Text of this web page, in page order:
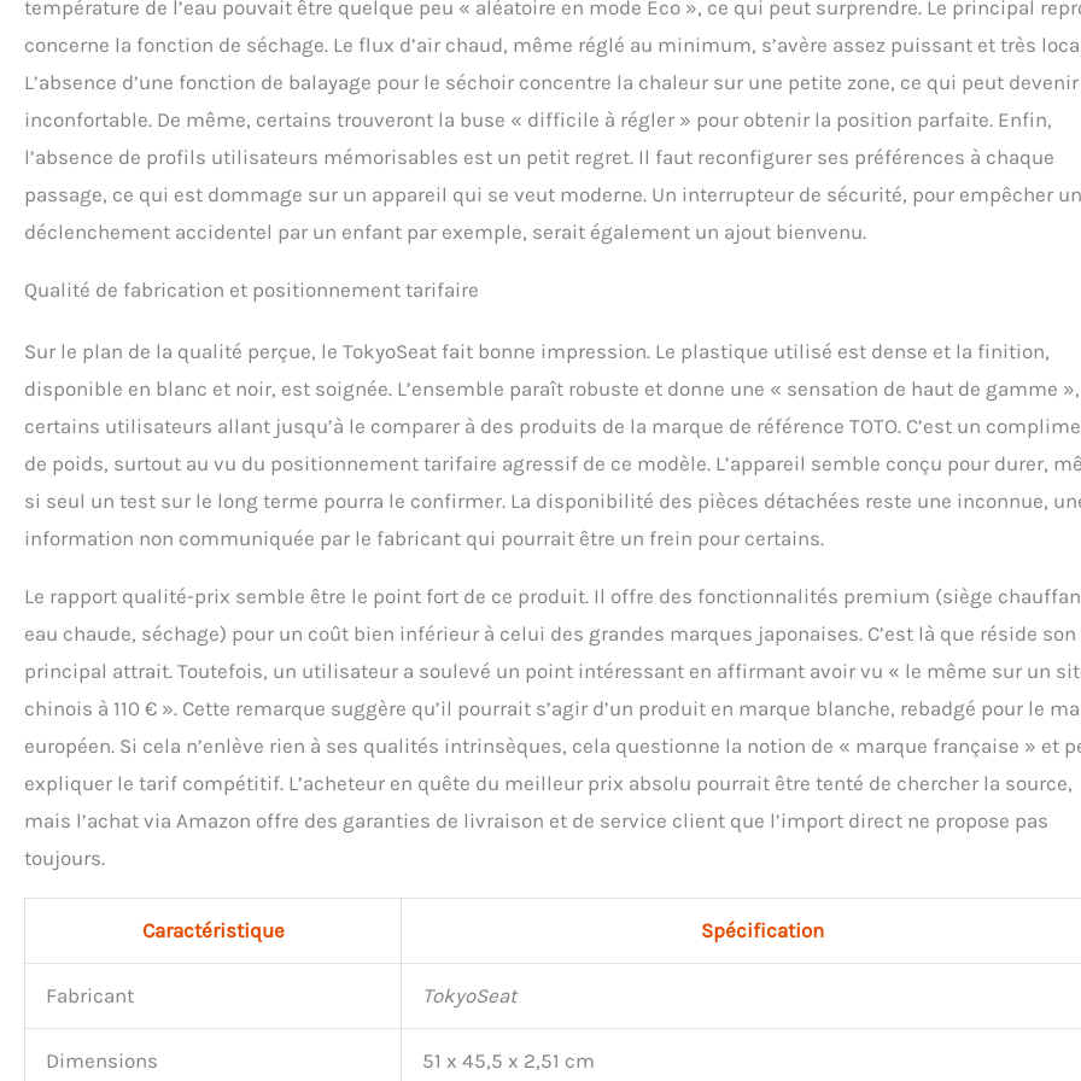
température de l’eau pouvait être quelque peu « aléatoire en mode Eco », ce qui peut surprendre. Le principal
concerne la fonction de séchage. Le flux d’air chaud, même réglé au minimum, s’avère assez puissant et très
L’absence d’une fonction de balayage pour le séchoir concentre la chaleur sur une petite zone, ce qui peut devenir
inconfortable. De même, certains trouveront la buse « difficile à régler » pour obtenir la position parfaite. Enfin,
l’absence de profils utilisateurs mémorisables est un petit regret. Il faut reconfigurer ses préférences à chaque
passage, ce qui est dommage sur un appareil qui se veut moderne. Un interrupteur de sécurité, pour empêcher un
déclenchement accidentel par un enfant par exemple, serait également un ajout bienvenu.
Qualité de fabrication et positionnement tarifaire
Sur le plan de la qualité perçue, le TokyoSeat fait bonne impression. Le plastique utilisé est dense et la finition,
disponible en blanc et noir, est soignée. L’ensemble paraît robuste et donne une « sensation de haut de gamme »,
certains utilisateurs allant jusqu’à le comparer à des produits de la marque de référence TOTO. C’est un
de poids, surtout au vu du positionnement tarifaire agressif de ce modèle. L’appareil semble conçu pour durer,
si seul un test sur le long terme pourra le confirmer. La disponibilité des pièces détachées reste une inconnue,
information non communiquée par le fabricant qui pourrait être un frein pour certains.
Le rapport qualité-prix semble être le point fort de ce produit. Il offre des fonctionnalités premium (siège
eau chaude, séchage) pour un coût bien inférieur à celui des grandes marques japonaises. C’est là que réside son
principal attrait. Toutefois, un utilisateur a soulevé un point intéressant en affirmant avoir vu « le même sur un
chinois à 110 € ». Cette remarque suggère qu’il pourrait s’agir d’un produit en marque blanche, rebadgé pour le
européen. Si cela n’enlève rien à ses qualités intrinsèques, cela questionne la notion de « marque française » et
expliquer le tarif compétitif. L’acheteur en quête du meilleur prix absolu pourrait être tenté de chercher la source,
mais l’achat via Amazon offre des garanties de livraison et de service client que l’import direct ne propose pas
toujours.
Caractéristique Spécification
Fabricant TokyoSeat
Dimensions 51 x 45,5 x 2,51 cm